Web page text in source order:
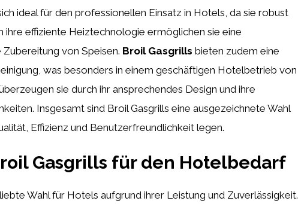
ideal für den professionellen Einsatz in Hotels, da sie robust
ihre effiziente Heiztechnologie ermöglichen sie eine
von Speisen. Broil Gasgrills bieten zudem eine
was besonders in einem geschäftigen Hotelbetrieb von
sie durch ihr ansprechendes Design und ihre
Insgesamt sind Broil Gasgrills eine ausgezeichnete Wahl
Effizienz und Benutzerfreundlichkeit legen.
Gasgrills für den Hotelbedarf
Wahl für Hotels aufgrund ihrer Leistung und Zuverlässigkeit.